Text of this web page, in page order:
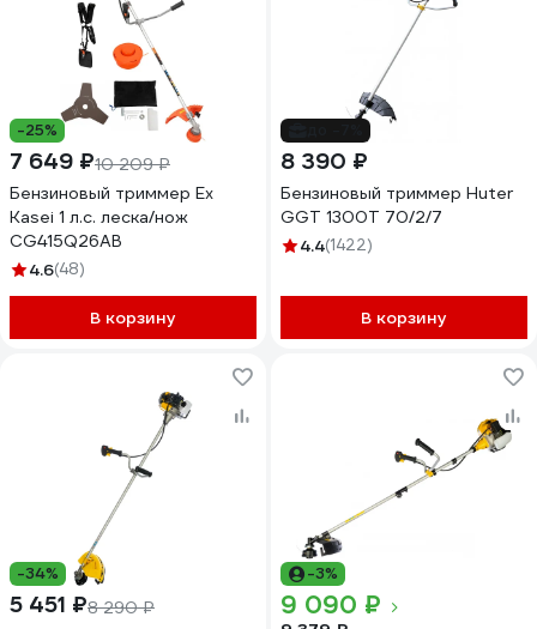
-25%
7 649 ₽10 209 ₽
Бензиновый триммер Ex
Kasei 1 л.с. леска/нож
CG415Q26AB
4.6(48)
В корзину
8 390 ₽
Бензиновый триммер Huter
GGT 1300T 70/2/7
4.4(1422)
В корзину
-34%
5 451 ₽8 290 ₽
-3%
9 090 ₽